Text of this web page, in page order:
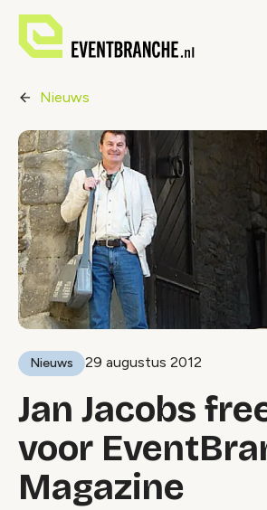
Nieuws
Nieuws 29 augustus 2012
Jan Jacobs
voor
Magazine